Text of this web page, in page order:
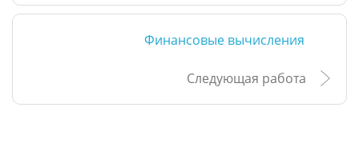
Финансовые вычисления
Следующая работа